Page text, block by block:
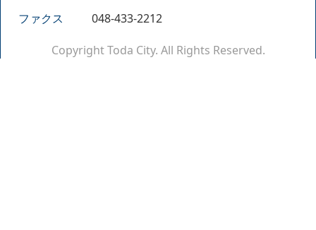
ファクス 048-433-2212
Copyright Toda City. All Rights Reserved.